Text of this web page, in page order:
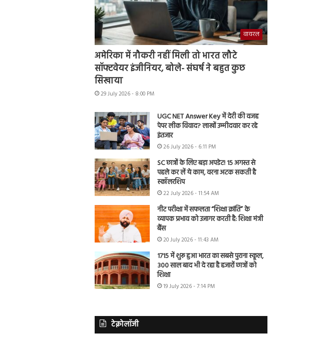
वायरल
अमेरिका में नौकरी नहीं मिली तो भारत लौटे
सॉफ्टवेयर इंजीनियर, बोले- संघर्ष ने बहुत कुछ
सिखाया
29 July 2026 - 8:00 PM
UGC NET Answer Key में देरी की वजह
पेपर लीक विवाद? लाखों उम्मीदवार कर रहे
इंतजार
26 July 2026 - 6:11 PM
SC छात्रों के लिए बड़ा अपडेट! 15 अगस्त से
पहले कर लें ये काम, वरना अटक सकती है
स्कॉलरशिप
22 July 2026 - 11:54 AM
नीट परीक्षा में सफलता “शिक्षा क्रांति” के
व्यापक प्रभाव को उजागर करती है: शिक्षा मंत्री
बैंस
20 July 2026 - 11:43 AM
1715 में शुरू हुआ भारत का सबसे पुराना स्कूल,
300 साल बाद भी दे रहा है हजारों छात्रों को
शिक्षा
19 July 2026 - 7:14 PM
टेक्नोलॉजी